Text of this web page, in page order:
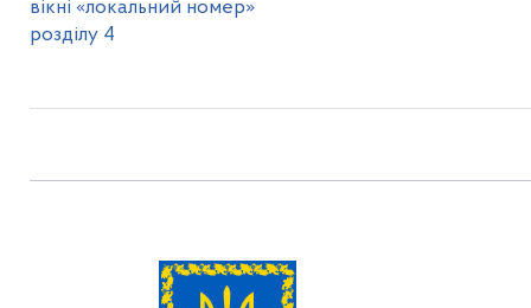
вікні «локальний номер»
розділу 4